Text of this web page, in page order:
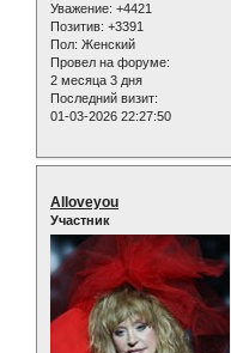
Уважение: +4421
Позитив: +3391
Пол: Женский
Провел на форуме:
2 месяца 3 дня
Последний визит:
01-03-2026 22:27:50
Alloveyou
Участник